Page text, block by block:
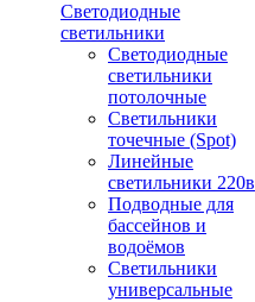
Светодиодные
светильники
Светодиодные
светильники
потолочные
Светильники
точечные (Spot)
Линейные
светильники 220в
Подводные для
бассейнов и
водоёмов
Светильники
универсальные